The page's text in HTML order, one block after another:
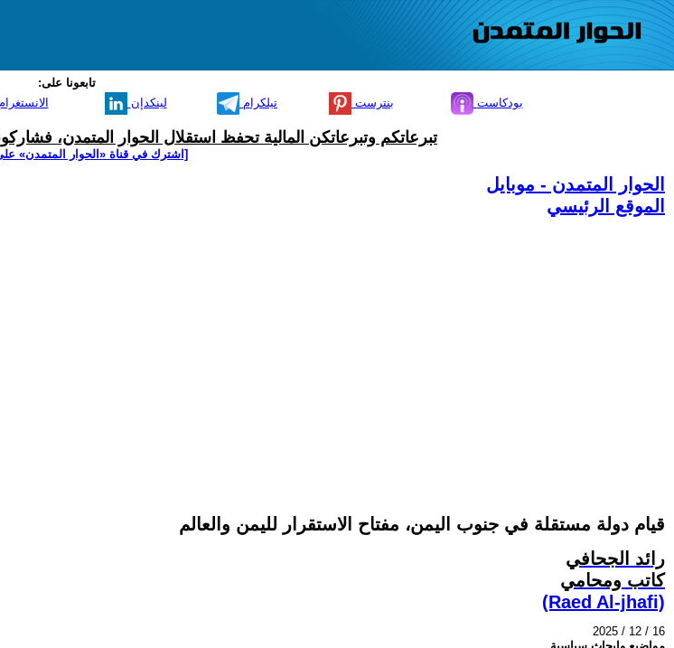
تابعونا على:
الانستغرام لينكدإن تيلكرام بنترست بودكاست
تبرعاتكم وتبرعاتكن المالية تحفظ استقلال الحوار المتمدن،
[اشترك في قناة ‫«الحوار المتمدن»
الحوار المتمدن - موبايل
الموقع الرئيسي
قيام دولة مستقلة في جنوب اليمن، مفتاح الاستقرار لليمن والعالم
رائد الجحافي
كاتب ومحامي
(Raed Al-jhafi)
2025 / 12 / 16